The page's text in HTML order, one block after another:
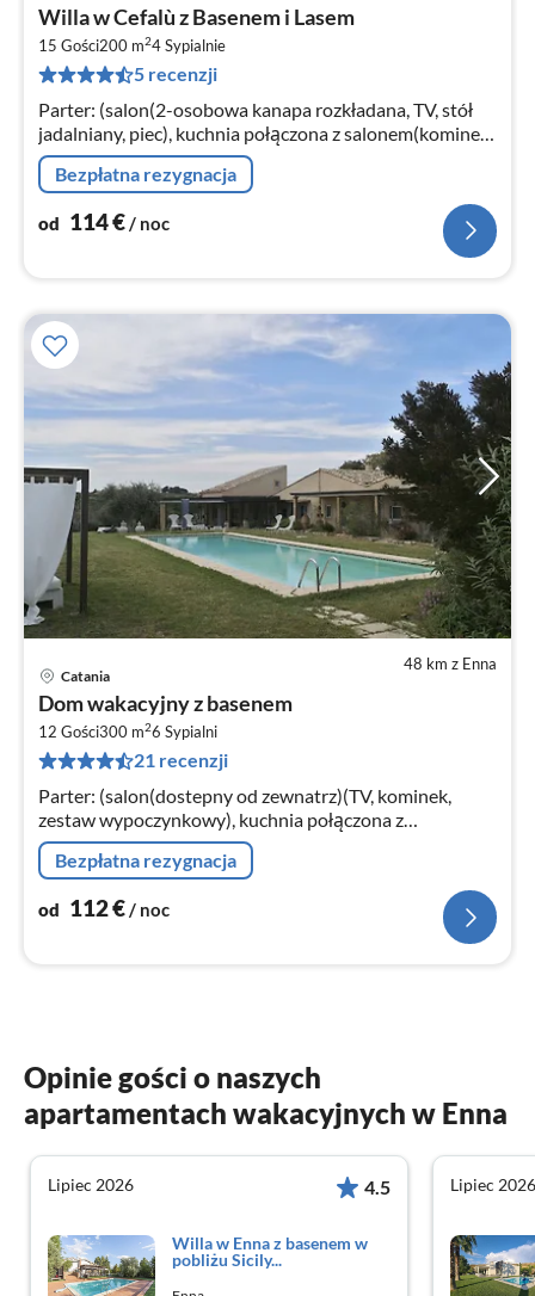
Willa w Cefalù z Basenem i Lasem
15 Gości200 m24Sypialnie
5 recenzji
Parter: (salon(2-osobowa kanapa rozkładana, TV, stół
jadalniany, piec), kuchnia połączona z salonem(kominek,
płyta grzewcza, czajnik, opiekacz do chleba, okap,
zaparzacz do kawy, e...
Bezpłatna rezygnacja
od 114€/ noc
48 km z Enna
Catania
Dom wakacyjny z basenem
12 Gości300 m26 Sypialni
21 recenzji
Parter: (salon(dostepny od zewnatrz)(TV, kominek,
zestaw wypoczynkowy), kuchnia połączona z
salonem(kuchenka(4 palniki)
Bezpłatna rezygnacja
od 112€/ noc
Opinie gości o naszych
apartamentach wakacyjnych w Enna
Lipiec 2026 4.5
Willa w Enna z basenem w
pobliżu Sicily...
Lipiec 2026